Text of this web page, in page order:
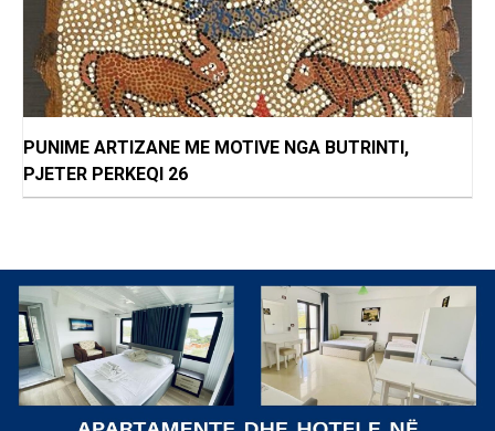
PUNIME ARTIZANE ME MOTIVE NGA BUTRINTI,
PJETER PERKEQI 26